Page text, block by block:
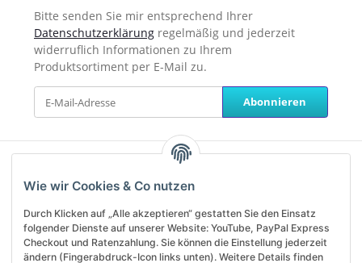
Bitte senden Sie mir entsprechend Ihrer
Datenschutzerklärung regelmäßig und jederzeit
widerruflich Informationen zu Ihrem
Produktsortiment per E-Mail zu.
Abonnieren
erhalten Sie unter:
service@helanos.de
Mo-Fr, 09:00 - 13:00 Uhr
Wie wir Cookies & Co nutzen
Durch Klicken auf „Alle akzeptieren“ gestatten Sie den Einsatz
folgender Dienste auf unserer Website: YouTube, PayPal Express
Checkout und Ratenzahlung. Sie können die Einstellung jederzeit
ändern (Fingerabdruck-Icon links unten). Weitere Details finden